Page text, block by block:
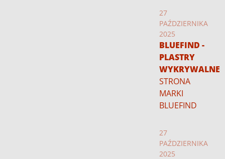
27
PAŹDZIERNIKA
2025
BLUEFIND -
PLASTRY
WYKRYWALNE
STRONA
MARKI
BLUEFIND
27
PAŹDZIERNIKA
2025